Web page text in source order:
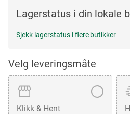
Lagerstatus i din lokale
Sjekk lagerstatus i flere butikker
Velg leveringsmåte
Klikk & Hent